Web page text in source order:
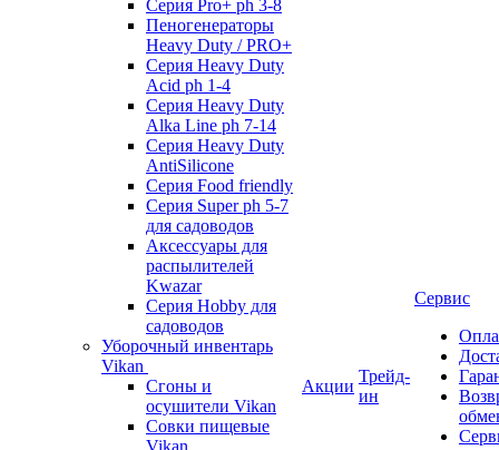
Серия Pro+ ph 3-8
Пеногенераторы
Heavy Duty / PRO+
Серия Heavy Duty
Acid ph 1-4
Серия Heavy Duty
Alka Line ph 7-14
Серия Heavy Duty
AntiSilicone
Серия Food friendly
Серия Super ph 5-7
для садоводов
Аксессуары для
распылителей
Kwazar
Серия Hobby для
садоводов
Уборочный инвентарь
Vikan
Сгоны и
осушители Vikan
Совки пищевые
Vikan
Акции
Трейд-
ин
Сервис